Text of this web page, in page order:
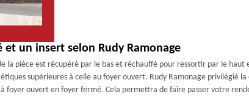
un insert selon Rudy Ramonage
la pièce est récupéré par le bas et réchauffé pour ressortir par le haut
supérieures à celle au foyer ouvert. Rudy Ramonage privilégié
foyer ouvert en foyer fermé. Cela permettra de faire passer votre